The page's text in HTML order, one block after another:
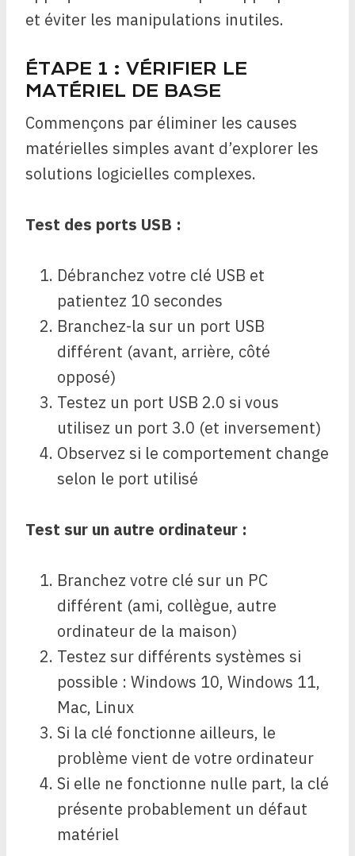
et éviter les manipulations inutiles.
ÉTAPE 1 : VÉRIFIER LE
MATÉRIEL DE BASE
Commençons par éliminer les causes
matérielles simples avant d’explorer les
solutions logicielles complexes.
Test des ports USB :
Débranchez votre clé USB et
patientez 10 secondes
Branchez-la sur un port USB
différent (avant, arrière, côté
opposé)
Testez un port USB 2.0 si vous
utilisez un port 3.0 (et inversement)
Observez si le comportement change
selon le port utilisé
Test sur un autre ordinateur :
Branchez votre clé sur un PC
différent (ami, collègue, autre
ordinateur de la maison)
Testez sur différents systèmes si
possible : Windows 10, Windows 11,
Mac, Linux
Si la clé fonctionne ailleurs, le
problème vient de votre ordinateur
Si elle ne fonctionne nulle part, la clé
présente probablement un défaut
matériel